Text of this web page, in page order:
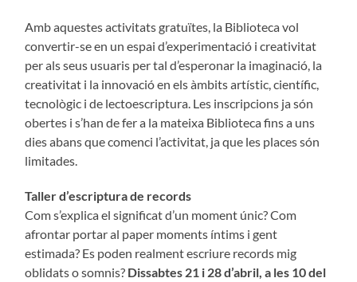
Amb aquestes activitats gratuïtes, la Biblioteca vol
convertir-se en un espai d’experimentació i creativitat
per als seus usuaris per tal d’esperonar la imaginació, la
creativitat i la innovació en els àmbits artístic, científic,
tecnològic i de lectoescriptura. Les inscripcions ja són
obertes i s’han de fer a la mateixa Biblioteca fins a uns
dies abans que comenci l’activitat, ja que les places són
limitades.
Taller d’escriptura de records
Com s’explica el significat d’un moment únic? Com
afrontar portar al paper moments íntims i gent
estimada? Es poden realment escriure records mig
oblidats o somnis? Dissabtes 21 i 28 d’abril, a les 10 del